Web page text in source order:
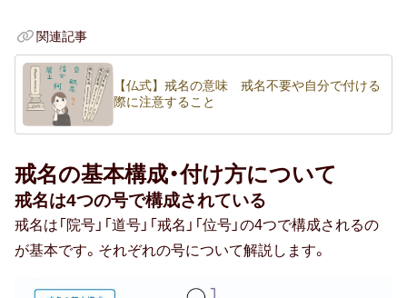
関連記事
【仏式】戒名の意味 戒名不要や自分で付ける
際に注意すること
戒名の基本構成・付け方について
戒名は4つの号で構成されている
戒名は「院号」「道号」「戒名」「位号」の4つで構成されるの
が基本です。それぞれの号について解説します。